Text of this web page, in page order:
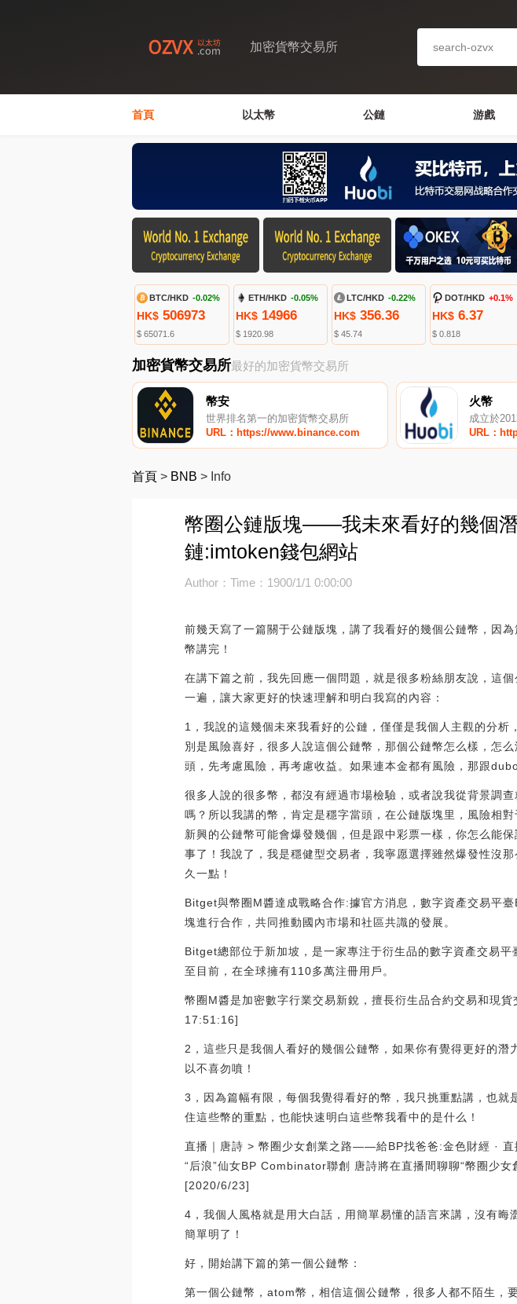
加密貨幣交易所
首頁 以太幣 公鏈 游戲
BTC/HKD -0.02%
HK$ 506973
$ 65071.6
ETH/HKD -0.05%
HK$14966
$ 1920.98
LTC/HKD -0.22%
HK$356.36
$ 45.74
DOT/HKD +0.1%
HK$6.37
$ 0.818
加密貨幣交易所最好的加密貨幣交易所
幣安
世界排名第一的加密貨幣交易所
URL：https://www.binance.com
火幣
成立於
URL：
首頁 > BNB > Info
幣圈公鏈版塊——我未來看好的幾個
鏈:imtoken錢包網站
Author：Time：1900/1/1 0:00:00
前幾天寫了一篇關于公鏈版塊，講了我看好的幾個公鏈幣，因
幣講完！
在講下篇之前，我先回應一個問題，就是很多粉絲朋友說，這
一遍，讓大家更好的快速理解和明白我寫的內容：
1，我說的這幾個未來我看好的公鏈，僅僅是我個人主觀的分
別是風險喜好，很多人說這個公鏈幣，那個公鏈幣怎么樣，怎
頭，先考慮風險，再考慮收益。如果連本金都有風險，那跟
很多人說的很多幣，都沒有經過市場檢驗，或者說我從背景調
嗎？所以我講的幣，肯定是穩字當頭，在公鏈版塊里，風險相
新興的公鏈幣可能會爆發幾個，但是跟中彩票一樣，你怎么能
事了！我說了，我是穩健型交易者，我寧愿選擇雖然爆發性沒
久一點！
Bitget與幣圈M醬達成戰略合作:據官方消息，數字資產交易平
塊進行合作，共同推動國內市場和社區共識的發展。
Bitget總部位于新加坡，是一家專注于衍生品的數字資產交易
至目前，在全球擁有110多萬注冊用戶。
幣圈M醬是加密數字行業交易新銳，擅長衍生品合約交易和現
17:51:16]
2，這些只是我個人看好的幾個公鏈幣，如果你有覺得更好的
以不喜勿噴！
3，因為篇幅有限，每個我覺得看好的幣，我只挑重點講，也
住這些幣的重點，也能快速明白這些幣我看中的是什么！
直播｜唐詩 > 幣圈少女創業之路——給BP找爸爸:金色財經 ·
“后浪”仙女BP Combinator聯創 唐詩將在直播間聊聊“幣圈少
[2020/6/23]
4，我個人風格就是用大白話，用簡單易懂的語言來講，沒有晦
簡單明了！
好，開始講下篇的第一個公鏈幣：
第一個公鏈幣，atom幣，相信這個公鏈幣，很多人都不陌生